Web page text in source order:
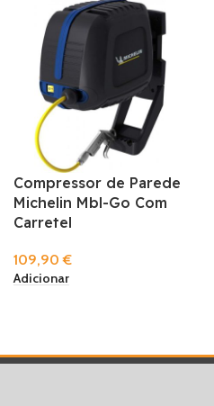
Compressor de Parede
Michelin Mbl-Go Com
Carretel
109,90€
Adicionar